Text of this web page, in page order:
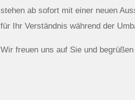
stehen ab sofort mit einer neuen
für Ihr Verständnis während der
Wir freuen uns auf Sie und